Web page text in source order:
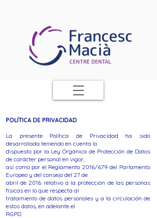
POLÍTICA DE PRIVACIDAD
La presente Política de Privacidad ha sido
desarrollada teniendo en cuenta lo
dispuesto por la Ley Orgánica de Protección de Datos
de carácter personal en vigor,
así como por el Reglamento 2016/679 del Parlamento
Europeo y del consejo del 27 de
abril de 2016 relativo a la protección de las personas
físicas en lo que respecta al
tratamiento de datos personales y a la circulación de
estos datos, en adelante el
RGPD.